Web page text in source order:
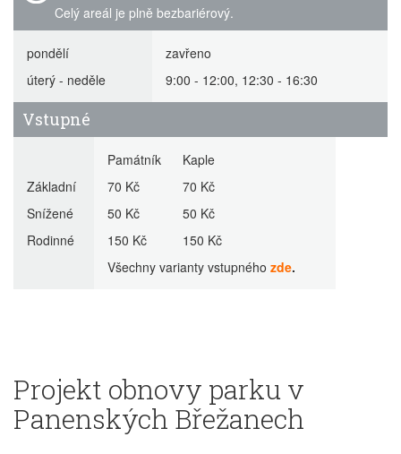
Celý areál je plně bezbariérový.
pondělí
zavřeno
úterý - neděle
9:00 - 12:00, 12:30 - 16:30
Vstupné
Památník Kaple
Základní
70 Kč 70 Kč
Snížené
50 Kč 50 Kč
Rodinné
150 Kč 150 Kč
Všechny varianty vstupného zde.
Projekt obnovy parku v
Panenských Břežanech